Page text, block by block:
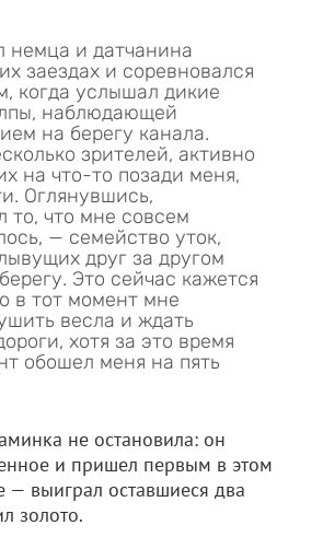
немца и датчанина
заездах и соревновался
когда услышал дикие
наблюдающей
на берегу канала.
зрителей, активно
на что-то позади меня,
Оглянувшись,
то, что мне совсем
— семейство уток,
друг за другом
Это сейчас кажется
в тот момент мне
весла и ждать
хотя за это время
обошел меня на пять
не остановила: он
и пришел первым в этом
— выиграл оставшиеся два
золото.